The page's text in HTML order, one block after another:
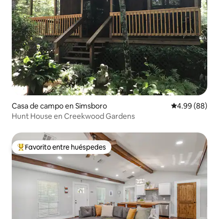
Casa de campo en Simsboro Calificación
4.99 (88)
Hunt House en Creekwood Gardens
Favorito entre huéspedes preferido
Favorito entre huéspedes